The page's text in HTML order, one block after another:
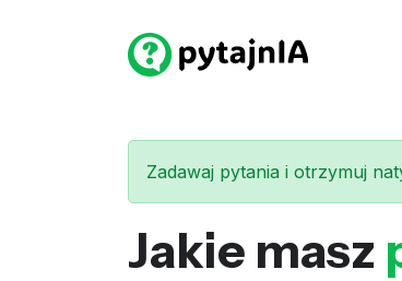
Zadawaj pytania i otrzymuj
Jakie masz